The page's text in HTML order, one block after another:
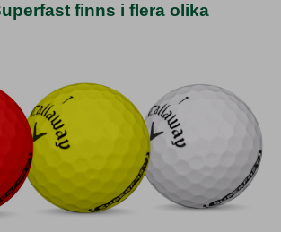
finns i flera olika